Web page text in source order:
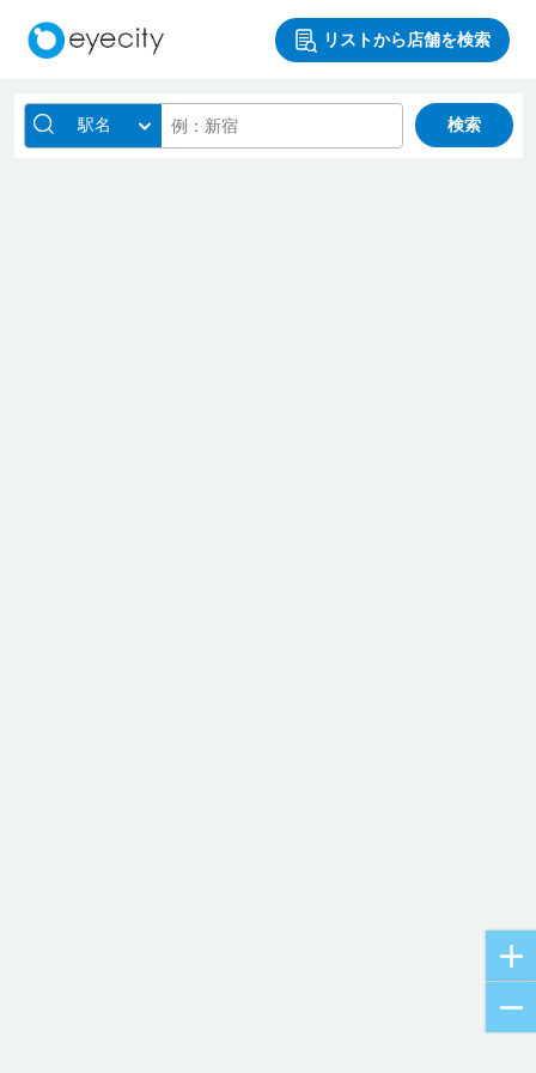
リストから店舗を検索
駅名 検索